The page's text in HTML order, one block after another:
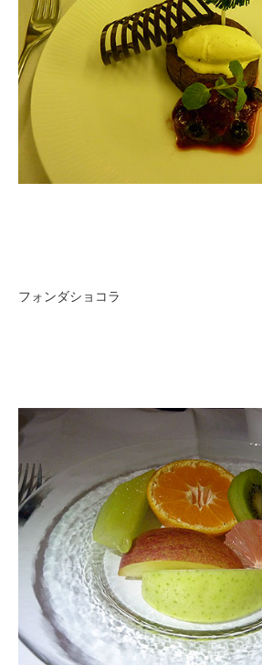
フォンダショコラ